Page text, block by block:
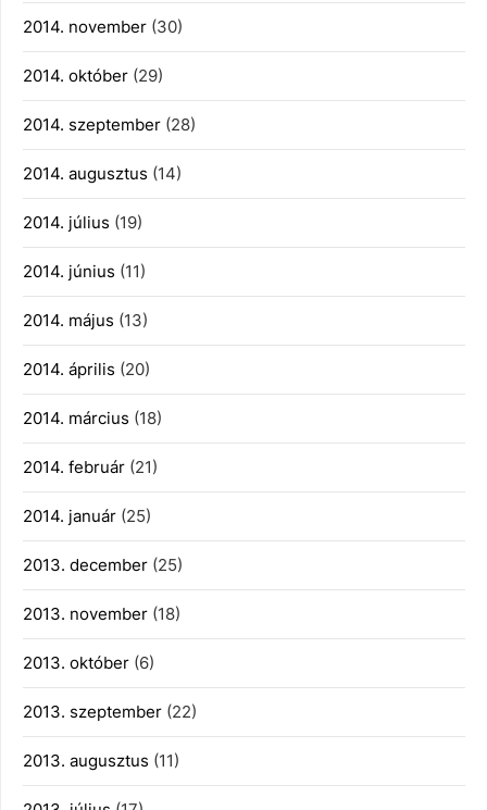
2014. november (30)
2014. október (29)
2014. szeptember (28)
2014. augusztus (14)
2014. július (19)
2014. június (11)
2014. május (13)
2014. április (20)
2014. március (18)
2014. február (21)
2014. január (25)
2013. december (25)
2013. november (18)
2013. október (6)
2013. szeptember (22)
2013. augusztus (11)